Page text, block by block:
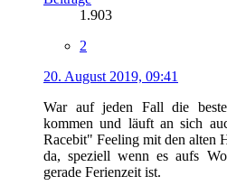
1.903
2
20. August 2019, 09:41
War auf jeden Fall die
kommen und läuft an sich
Racebit" Feeling mit den alten
da, speziell wenn es aufs
gerade Ferienzeit ist.